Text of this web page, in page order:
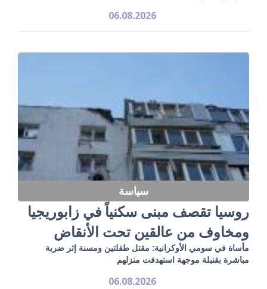
06.08.2026
سياسة
روسيا تقصف مبنى سكنياً في زابوريجيا
ومخاوف من عالقين تحت الأنقاض
مأساة في سومي الأوكرانية: مقتل طفلتين ومسنة إثر ضربة
مباشرة بقنبلة موجهة استهدفت منزلهم
06.08.2026